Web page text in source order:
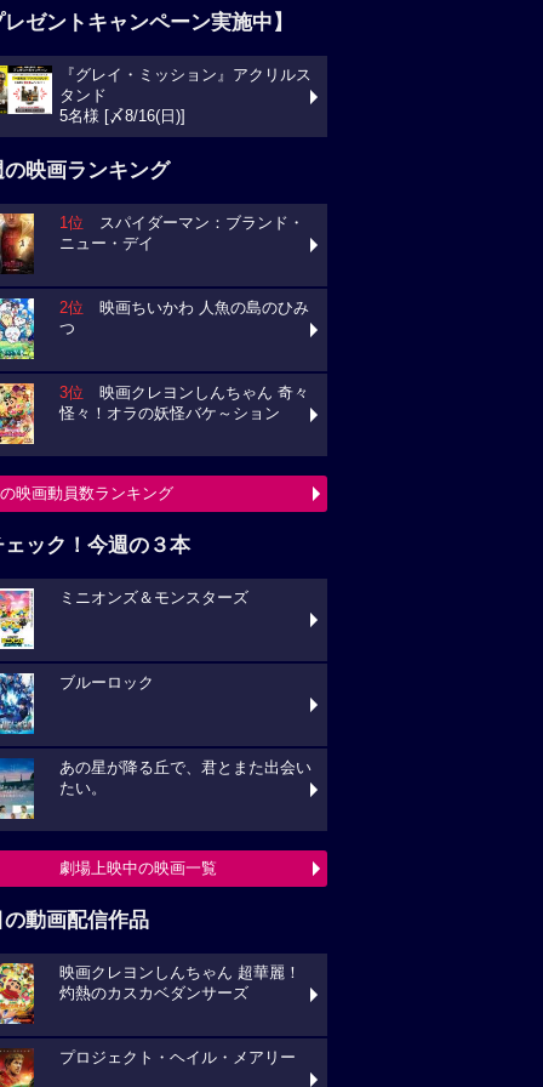
ゼントキャンペーン実施中】
『グレイ・ミッション』アクリルス
タンド
5名様 [〆8/16(日)]
の映画ランキング
1位 スパイダーマン：ブランド・
ニュー・デイ
2位 映画ちいかわ 人魚の島のひみ
つ
3位 映画クレヨンしんちゃん 奇々
怪々！オラの妖怪バケ～ション
映画動員数ランキング
ェック！今週の３本
ミニオンズ＆モンスターズ
ブルーロック
あの星が降る丘で、君とまた出会い
たい。
劇場上映中の映画一覧
の動画配信作品
映画クレヨンしんちゃん 超華麗！
灼熱のカスカベダンサーズ
プロジェクト・ヘイル・メアリー